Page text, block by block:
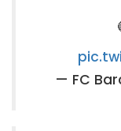
— FC